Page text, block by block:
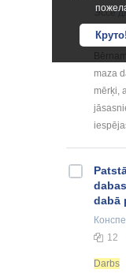
Круто!
Эссе
maza
mērķi,
dabā
12
Darbs